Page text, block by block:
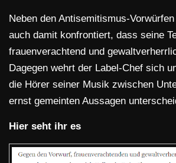
Neben den Antisemitismus-
auch damit konfrontiert, dass seine
frauenverachtend und
Dagegen wehrt der Label-Chef sich
die Hörer seiner Musik zwischen
ernst gemeinten Aussagen
Hier seht ihr es